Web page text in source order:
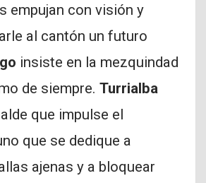
empujan con visión y
al cantón un futuro
insiste en la mezquindad
de siempre. Turrialba
que impulse el
que se dedique a
ajenas y a bloquear